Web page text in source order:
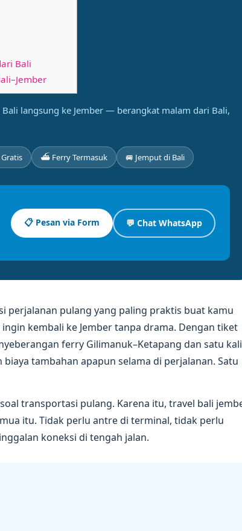
Bali
langsung ke Jember — berangkat malam dari Bali,
⛴ Ferry Termasuk 🚐 Jemput di Bali
📋 Pesan via Form 💬 Chat WhatsApp
perjalanan pulang yang paling praktis buat kamu
kembali ke Jember tanpa drama. Dengan tiket
ferry Gilimanuk–Ketapang dan satu kali
tambahan apapun selama di perjalanan. Satu
transportasi pulang. Karena itu, travel bali
itu. Tidak perlu antre di terminal, tidak perlu
koneksi di tengah jalan.